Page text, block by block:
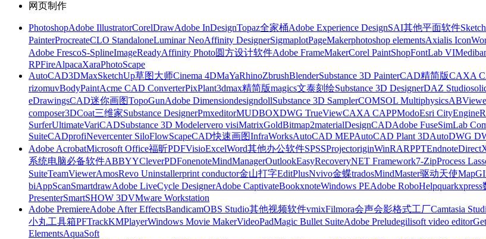
网页制作
PhotoshopAdobe IllustratorCorelDrawAdobe InDesignTopaz全家桶Adobe Experience DesignSAI其他平面软件
PainterProcreateCLO StandaloneLuminar NeoAffinity DesignerSigmaplotPageMakerphotoshop elementsAxialis
Adobe FrescoS-SplineImageReadyAffinity Photo圆方设计软件Adobe FrameMakerCorel PaintShopFontLab VI
RPFireAlpacaXaraPhotoScape
AutoCAD3DMaxSketchUp草图大师Cinema 4DMaYaRhinoZbrushBlenderSubstance 3D PainterCAD精简版CAXA
rizomuvBodyPaintAcme CAD ConverterPixPlant3dmax精简版magics文泰刻绘Substance 3D DesignerDAZ Studio
eDrawingsCAD迷你画图TopoGunAdobe DimensiondesigndollSubstance 3D SamplerCOMSOL Multiphysics
composer3DCoat三维家Substance DesignerPmxeditorMUDBOXDWG TrueViewCAXA CAPPModoEsri CityEngine
SurferUltimateVariCADSubstance 3D Modelervero visiMatrixGoldBitmap2materialDesignCADAdobe FuseSimLab
SuiteCADprofiNevercenter SiloFlowScapeCAD快速画图InfraWorksAutoCAD MEPAutoCAD Plant 3DAutoDWG
Adobe AcrobatMicrosoft Office福昕PDFVisioExcelWord其他办公软件SPSSProjectoriginWinRARPPTEndnote
系统电脑必备软件ABBYYCleverPDFonenoteMindManagerOutlookEasyRecoveryNET Framework7-ZipProcess
SuiteTeamViewerAmosRevo Uninstallerprint conductor金山打字EditPlusNvivo金蝶tradosMindMaster驱动天使
biAppScanSmartdrawAdobe LiveCycle DesignerAdobe CaptivateBookxnoteWindows PEAdobe RoboHelpquarkxpress
PresenterSmartSHOW 3DVMware Workstation
Adobe PremiereAdobe After EffectsBandicamOBS Studio其他视频软件vmixFilmora会声会影格式工厂Camtasia
小丸工具箱PFTrackKMPlayerWindows Movie MakerVideoPadMagic Bullet SuiteAdobe Preludegilisoft video editor
ElementsAquaSoft